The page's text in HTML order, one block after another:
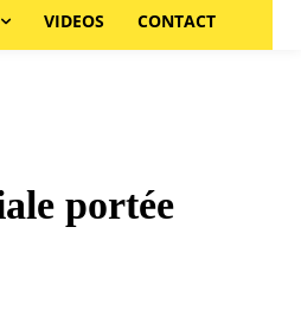
VIDEOS CONTACT
portée